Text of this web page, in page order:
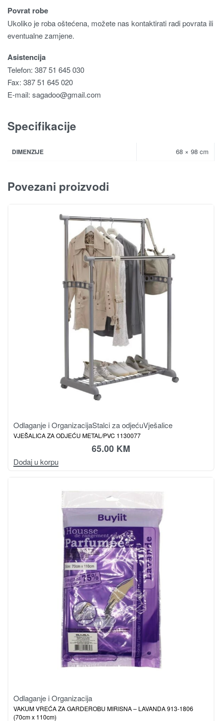
Povrat robe
Ukoliko je roba oštećena, možete nas kontaktirati radi povrata ili
eventualne zamjene.
Asistencija
Telefon: 387 51 645 030
Fax: 387 51 645 020
E-mail: sagadoo@gmail.com
Specifikacije
DIMENZIJE 68 × 98 cm
Povezani proizvodi
Odlaganje i OrganizacijaStalci za odjećuVješalice
VJEŠALICA ZA ODJEĆU METAL/PVC 1130077
65.00 KM
Dodaj u korpu
Odlaganje i Organizacija
VAKUM VREĆA ZA GARDEROBU MIRISNA – LAVANDA 913-1806
(70cm x 110cm)